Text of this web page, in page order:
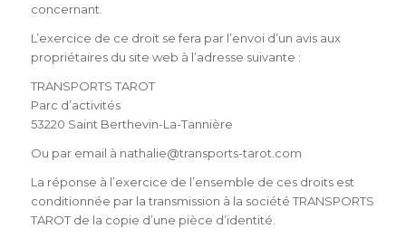
concernant.
L’exercice de ce droit se fera par l’envoi d’un avis aux
propriétaires du site web à l’adresse suivante :
TRANSPORTS TAROT
Parc d’activités
53220 Saint Berthevin-La-Tannière
Ou par email à nathalie@transports-tarot.com
La réponse à l’exercice de l’ensemble de ces droits est
conditionnée par la transmission à la société TRANSPORTS
TAROT de la copie d’une pièce d’identité.